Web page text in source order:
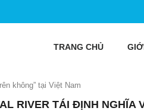
TRANG CHỦ
không” tại Việt Nam
RIVER TÁI ĐỊNH NGHĨA